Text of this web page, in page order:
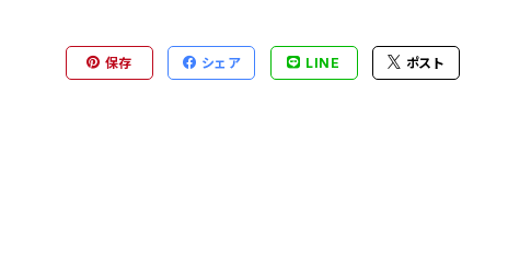
保存 シェア LINE ポスト